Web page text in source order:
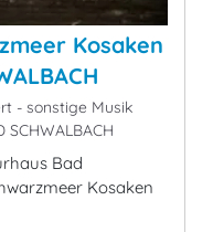
Kosaken
- sonstige Musik
SCHWALBACH
Bad
Kosaken